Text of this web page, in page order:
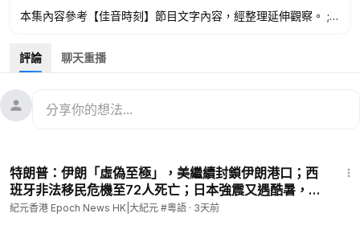
本集內容參考【佳音時刻】節目文字內容，經整理延伸觀察。 ;
香港大紀元創辦24周年【時代變，信念從未變。】
2️⃣成為網站會員🔗https://hk.epochtimes.com/subscribe
#香港大紀元新唐人聯合新聞頻道
------------------
評論 聊天重播
特朗普：伊朗「虛偽至極」，美繼續封鎖伊朗港口；西
班牙非法移民危機至72人死亡；日本強震又遇酷暑，高
市早苗視察災區；中共監視外國人，監控系統被發現l#
紀元香港 Epoch News HK|大紀元 #粵語 · 3天前